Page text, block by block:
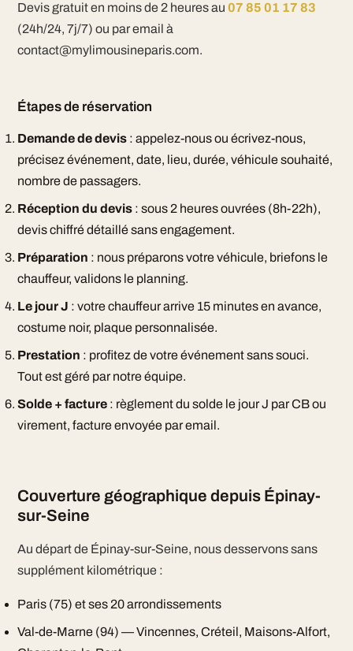
Devis gratuit en moins de 2 heures au 07 85 01 17 83
(24h/24, 7j/7) ou par email à
contact@mylimousineparis.com.
Étapes de réservation
Demande de devis: appelez-nous ou écrivez-nous,
précisez événement, date, lieu, durée, véhicule souhaité,
nombre de passagers.
Réception du devis: sous 2 heures ouvrées (8h-22h),
devis chiffré détaillé sans engagement.
Préparation : nous préparons votre véhicule, briefons le
chauffeur, validons le planning.
Le jour J : votre chauffeur arrive 15 minutes en avance,
costume noir, plaque personnalisée.
Prestation : profitez de votre événement sans souci.
Tout est géré par notre équipe.
Solde + facture: règlement du solde le jour J par CB ou
virement, facture envoyée par email.
Couverture géographique depuis Épinay-
sur-Seine
Au départ de Épinay-sur-Seine, nous desservons sans
supplément kilométrique :
Paris (75) et ses 20 arrondissements
Val-de-Marne (94) — Vincennes, Créteil, Maisons-Alfort,